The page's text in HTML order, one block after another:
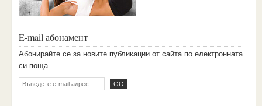
E-mail абонамент
Aбoниpaйтe ce зa нoвитe пyбликaции oт caйтa пo eлeктpoннaтa
cи пoщa.